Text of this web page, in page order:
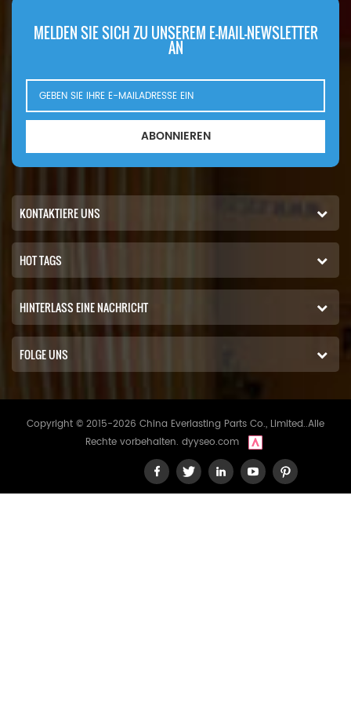
MELDEN SIE SICH ZU UNSEREM E-MAIL-NEWSLETTER
AN
ABONNIEREN
KONTAKTIERE UNS
HOT TAGS
HINTERLASS EINE NACHRICHT
FOLGE UNS
Copyright © 2015-2026 China Everlasting Parts Co., Limited..Alle
Rechte vorbehalten. dyyseo.com